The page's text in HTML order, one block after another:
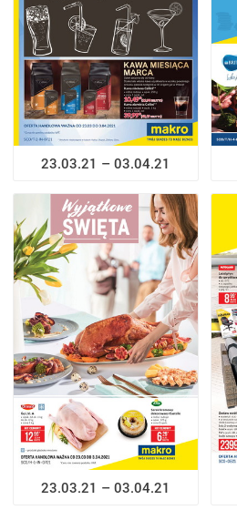
23.03.21 – 03.04.21
23.03.21 – 03.04.21